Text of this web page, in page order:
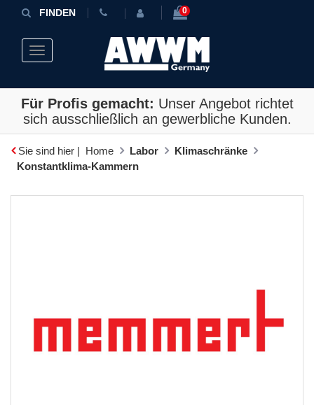
FINDEN 0
Toggle navigation
Für Profis gemacht: Unser Angebot richtet
sich ausschließlich an gewerbliche Kunden.
Sie sind hier | Home Labor
Klimaschränke
Konstantklima-Kammern